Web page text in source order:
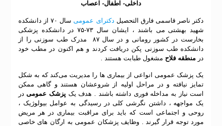
داخلی- اطفال- اعصاب
دکتر ناصر قاسمی فارق التحصیل دکترای عمومی
سال ۷۰ از دانشکده
شهید بهشتی می باشند ، ایشان سال ۷۳-۷۵ در دانشکده پزشکی
بخارست در کشور رومانی و در سال ۸۷ مدرک طب سوزنی را از
دانشکده طب سوزنی پکن دریافت کردند و هم اکنون در مطب خود
در منطقه فلاح مشغول طبابت هستند .
یک پزشک عمومی انواعی از بیماری ها را مدیریت می‌کند که به شکل
تمایز نیافته و در مراحل اولیه از شروعشان هستند و گاهی ممکن
است نیاز به مداخله فوری داشته باشند . هدف یک پزشک عمومیدر
یک مواجهه ، داشتن نگرشی کلی در رسیدگی به عوامل بیولوژیک ،
روحی و اجتماعی است که باید برای مراقبت بیماری در هر مریض
مورد توجه قرار گیرند . وظایف پزشکان عمومی به ارگان های خاصی